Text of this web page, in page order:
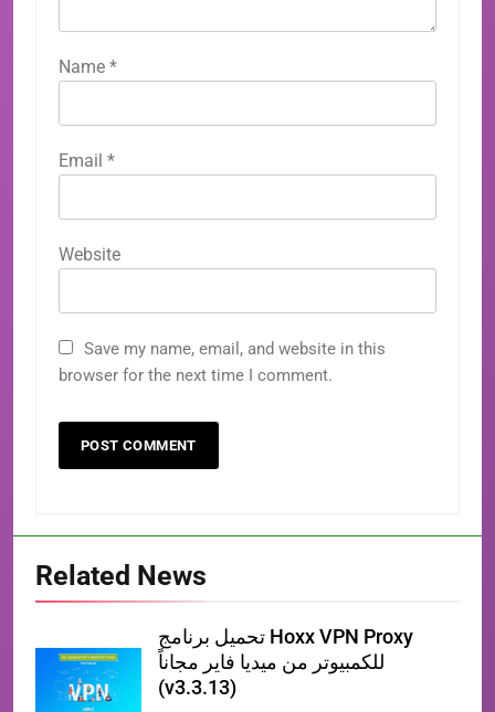
Name *
Email *
Website
Save my name, email, and website in this
browser for the next time I comment.
Related News
تحميل برنامج Hoxx VPN Proxy
للكمبيوتر من ميديا فاير مجاناً
(v3.3.13)